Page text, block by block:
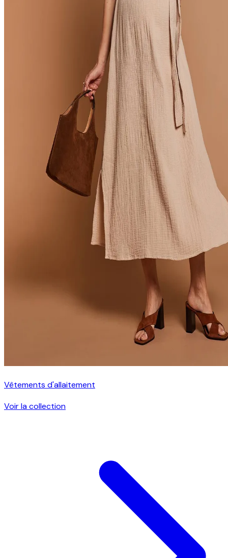
Vêtements d'allaitement
Voir la collection